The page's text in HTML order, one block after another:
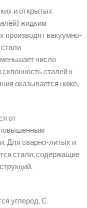
и открытых
жидким
вакуумно-
число
сталей к
оказывается ниже,
от
повышенным
Для сварно-литых и
стали, содержащие
углерод. С